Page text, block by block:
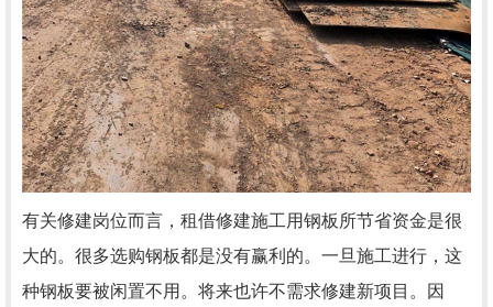
有关修建岗位而言，租借修建施工用钢板所节省资金是很
大的。很多选购钢板都是没有赢利的。一旦施工进行，这
种钢板要被闲置不用。将来也许不需求修建新项目。因